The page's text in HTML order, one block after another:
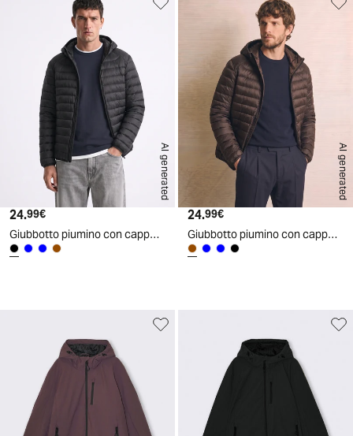
AI generated
Prezzo attuale
24.99€
Giubbotto piumino con cappuccio e zip - Nero
AI generated
Prezzo attuale
24.99€
Giubbotto piumino con cappuccio e zip - Moro